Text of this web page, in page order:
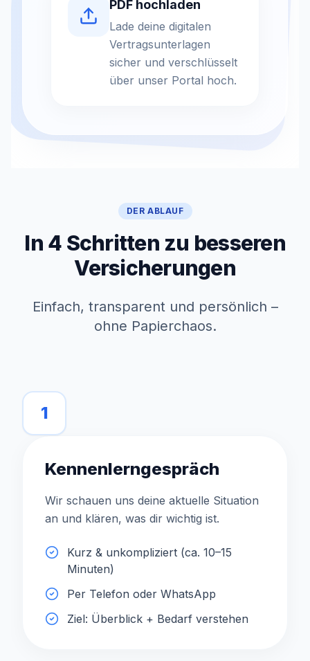
PDF hochladen
Lade deine digitalen
Vertragsunterlagen
sicher und verschlüsselt
über unser Portal hoch.
DER ABLAUF
In 4 Schritten zu besseren
Versicherungen
Einfach, transparent und persönlich –
ohne Papierchaos.
1
Kennenlerngespräch
Wir schauen uns deine aktuelle Situation
an und klären, was dir wichtig ist.
Kurz & unkompliziert (ca. 10–15
Minuten)
Per Telefon oder WhatsApp
Ziel: Überblick + Bedarf verstehen